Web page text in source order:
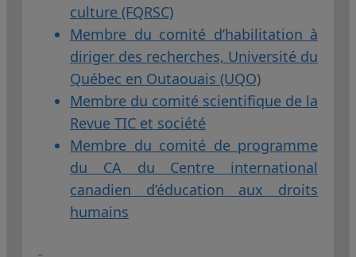
culture (FQRSC)
Membre du comité d’habilitation à
diriger des recherches, Université du
Québec en Outaouais (UQO)
Membre du comité scientifique de la
Revue TIC et société
Membre du comité de programme
du CA du Centre international
canadien d’éducation aux droits
humains